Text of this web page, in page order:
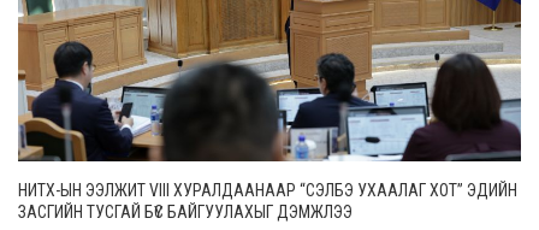
НИТХ-ЫН ЭЭЛЖИТ VIII ХУРАЛДААНААР “СЭЛБЭ УХААЛАГ ХОТ” ЭДИЙН
ЗАСГИЙН ТУСГАЙ БҮС БАЙГУУЛАХЫГ ДЭМЖЛЭЭ